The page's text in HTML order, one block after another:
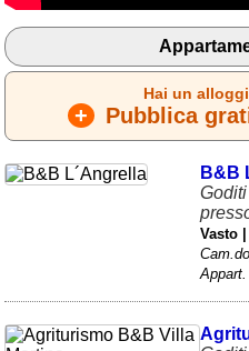
Hai un
+ Pubblica
B&B
Vasto